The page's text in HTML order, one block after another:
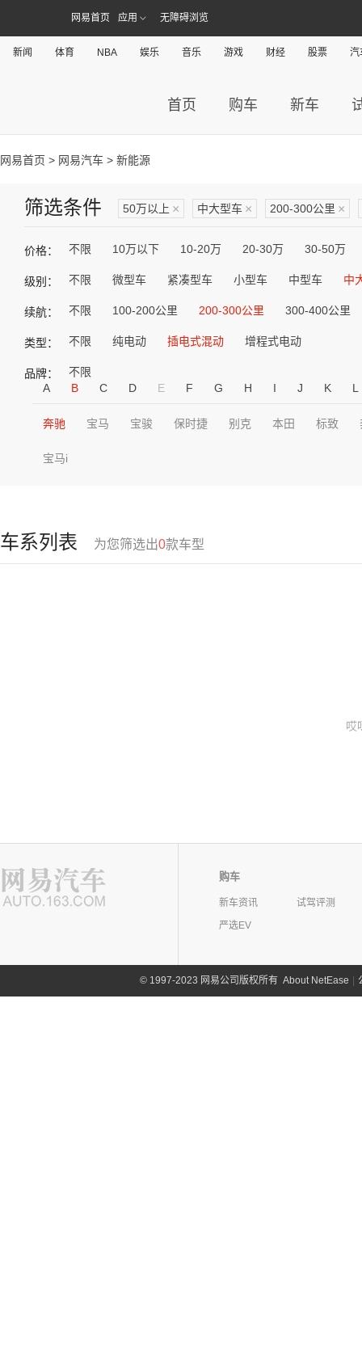
网易首页 应用 无障碍浏览
新闻 体育 NBA 娱乐 音乐 游戏 财经 股票 汽
首页 购车 新车
网易首页 > 网易汽车 > 新能源
筛选条件 50万以上 × 中大型车 × 200-300公里 ×
价格： 不限 10万以下 10-20万 20-30万 30-50万
级别： 不限 微型车 紧凑型车 小型车 中型车 中
续航： 不限 100-200公里 200-300公里 300-400公里
类型： 不限 纯电动 插电式混动 增程式电动
品牌：
不限
A
B C D E F G H I J K L
奔驰 宝马 宝骏 保时捷 别克 本田 标致
宝马i
车系列表 为您筛选出0款车型
哎
购车
新车资讯
试驾评测
严选EV
©1997-2023 网易公司版权所有 About NetEase